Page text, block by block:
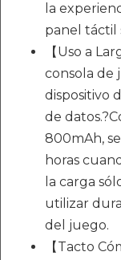
la
panel táctil
【Uso a
consola de
dispositivo
de
800mAh,
horas
la carga
utilizar
del juego.
【Tacto